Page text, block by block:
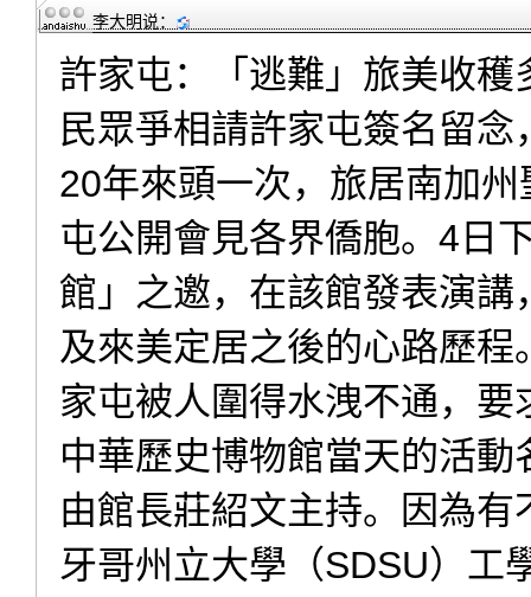
李大明说：
許家屯：「逃難」旅美收穫
民眾爭相請許家屯簽名留
20年來頭一次，旅居南加
屯公開會見各界僑胞。4日
館」之邀，在該館發表演
及來美定居之後的心路歷
家屯被人圍得水洩不通，
中華歷史博物館當天的活
由館長莊紹文主持。因為
牙哥州立大學（SDSU）工